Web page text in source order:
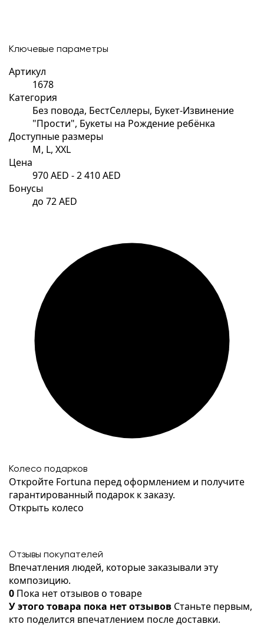
Ключевые параметры
Артикул
1678
Категория
Без повода, БестСеллеры, Букет-Извинение
"Прости", Букеты на Рождение ребёнка
Доступные размеры
M, L, XXL
Цена
970 AED - 2 410 AED
Бонусы
до 72 AED
Колесо подарков
Откройте Fortuna перед оформлением и получите
гарантированный подарок к заказу.
Открыть колесо
Отзывы покупателей
Впечатления людей, которые заказывали эту
композицию.
0 Пока нет отзывов о товаре
У этого товара пока нет отзывов Станьте первым,
кто поделится впечатлением после доставки.